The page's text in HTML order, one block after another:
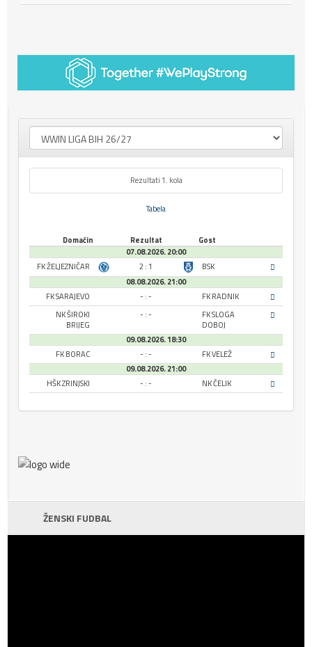
Rezultati 1. kola
Tabela
Domaćin Rezultat
Gost
07.08.2026. 20:00
FK ŽELJEZNIČAR
2 : 1
BSK
08.08.2026. 21:00
FK SARAJEVO
- : -
FK RADNIK
NK ŠIROKI
BRIJEG
- : -
FK SLOGA
DOBOJ
09.08.2026. 18:30
FK BORAC
- : -
FK VELEŽ
09.08.2026. 21:00
HŠK ZRINJSKI
- : - NK ČELIK
ŽENSKI FUDBAL